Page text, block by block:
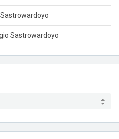
Sastrowardoyo